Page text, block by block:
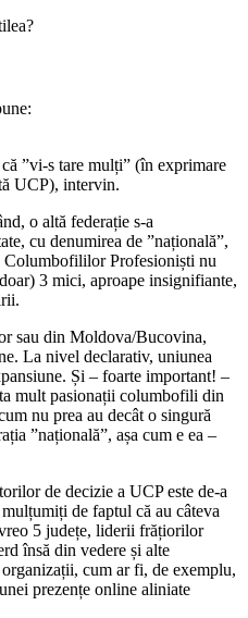
”vi-s tare mulți” (în exprimare
UCP), intervin.
o altă federație s-a
cu denumirea de ”națională”,
Columbofililor Profesioniști nu
3 mici, aproape insignifiante,
sau din Moldova/Bucovina,
La nivel declarativ, uniunea
Și – foarte important! –
mult pasionații columbofili din
nu prea au decât o singură
”națională”, așa cum e ea –
de decizie a UCP este de-a
de faptul că au câteva
5 județe, liderii frățiorilor
însă din vedere și alte
cum ar fi, de exemplu,
prezențe online aliniate